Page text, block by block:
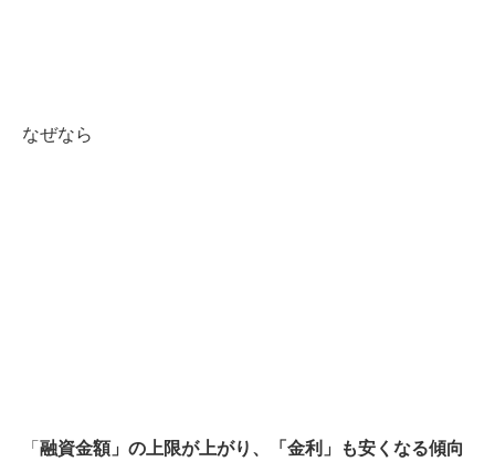
なぜなら
「 融資金額」の上限が上がり、「金利」も安くなる傾向